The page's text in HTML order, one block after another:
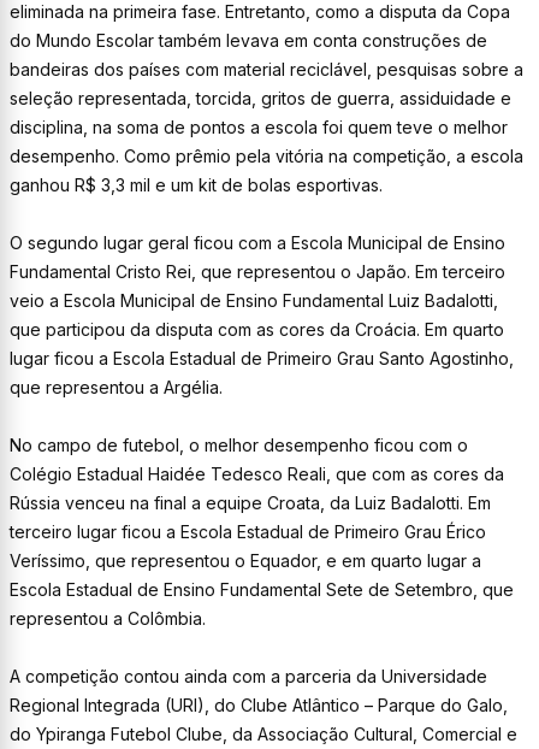
eliminada na primeira fase. Entretanto, como a disputa da Copa
do Mundo Escolar também levava em conta construções de
bandeiras dos países com material reciclável, pesquisas sobre a
seleção representada, torcida, gritos de guerra, assiduidade e
disciplina, na soma de pontos a escola foi quem teve o melhor
desempenho. Como prêmio pela vitória na competição, a escola
ganhou R$ 3,3 mil e um kit de bolas esportivas.
O segundo lugar geral ficou com a Escola Municipal de Ensino
Fundamental Cristo Rei, que representou o Japão. Em terceiro
veio a Escola Municipal de Ensino Fundamental Luiz Badalotti,
que participou da disputa com as cores da Croácia. Em quarto
lugar ficou a Escola Estadual de Primeiro Grau Santo Agostinho,
que representou a Argélia.
No campo de futebol, o melhor desempenho ficou com o
Colégio Estadual Haidée Tedesco Reali, que com as cores da
Rússia venceu na final a equipe Croata, da Luiz Badalotti. Em
terceiro lugar ficou a Escola Estadual de Primeiro Grau Érico
Veríssimo, que representou o Equador, e em quarto lugar a
Escola Estadual de Ensino Fundamental Sete de Setembro, que
representou a Colômbia.
A competição contou ainda com a parceria da Universidade
Regional Integrada (URI), do Clube Atlântico – Parque do Galo,
do Ypiranga Futebol Clube, da Associação Cultural, Comercial e